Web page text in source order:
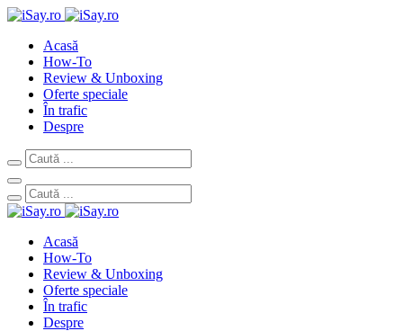
Acasă
How-To
Review & Unboxing
Oferte speciale
În trafic
Despre
Acasă
How-To
Review & Unboxing
Oferte speciale
În trafic
Despre